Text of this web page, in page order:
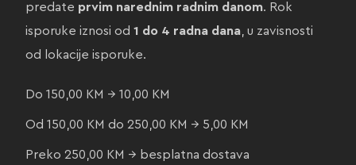
predate prvim narednim radnim danom. Rok
isporuke iznosi od 1 do 4 radna dana, u zavisnosti
od lokacije isporuke.
Do 150,00 KM → 10,00 KM
Od 150,00 KM do 250,00 KM → 5,00 KM
Preko 250,00 KM → besplatna dostava